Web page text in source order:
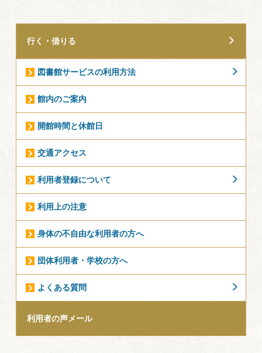
行く・借りる
図書館サービスの利用方法
館内のご案内
開館時間と休館日
交通アクセス
利用者登録について
利用上の注意
身体の不自由な利用者の方へ
団体利用者・学校の方へ
よくある質問
利用者の声メール